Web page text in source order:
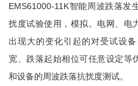
EMS61000-11K智能周波跌落发
扰度试验使用，模拟。电网、电
出现大的变化引起的对受试设
宽、跌落起始相位可任意设定等
和设备的周波跌落抗扰度测试。